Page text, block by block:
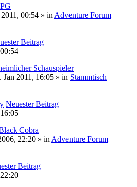
00:54 » in Adventure Forum
Beitrag
Schauspieler
Jan 2011, 16:05 » in Stammtisch
Neuester Beitrag
Cobra
22:20 » in Adventure Forum
Beitrag